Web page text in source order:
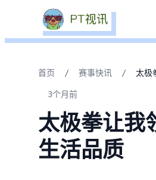
首页 / 赛事快讯 / 太极
3个月前
太极拳让我
生活品质